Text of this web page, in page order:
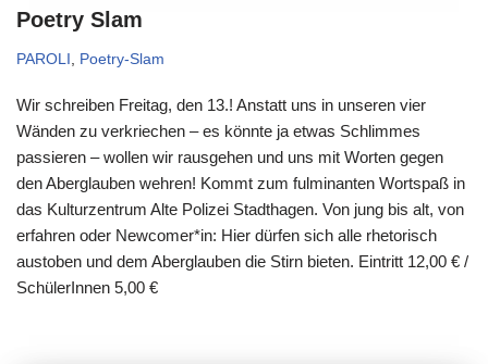
Poetry Slam
PAROLI Poetry-Slam
Wir schreiben Freitag, den 13.! Anstatt uns in unseren vier
Wänden zu verkriechen – es könnte ja etwas Schlimmes
passieren – wollen wir rausgehen und uns mit Worten gegen
den Aberglauben wehren! Kommt zum fulminanten Wortspaß in
das Kulturzentrum Alte Polizei Stadthagen. Von jung bis alt, von
erfahren oder Newcomer*in: Hier dürfen sich alle rhetorisch
austoben und dem Aberglauben die Stirn bieten. Eintritt 12,00 € /
SchülerInnen 5,00 €